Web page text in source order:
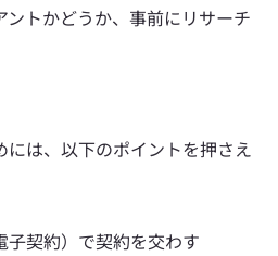
トかどうか、事前にリサーチ
は、以下のポイントを押さえ
子契約）で契約を交わす